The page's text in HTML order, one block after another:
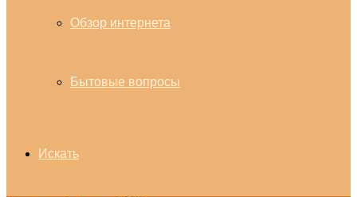
Обзор интернета
Бытовые вопросы
Искать